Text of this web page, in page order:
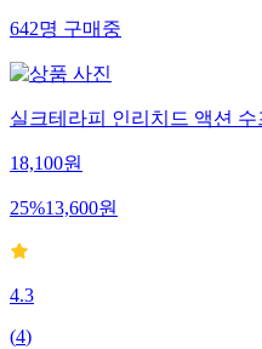
642명 구매중
실크테라피 인리치드 액션 수
18,100원
25%13,600원
4.3
(4)